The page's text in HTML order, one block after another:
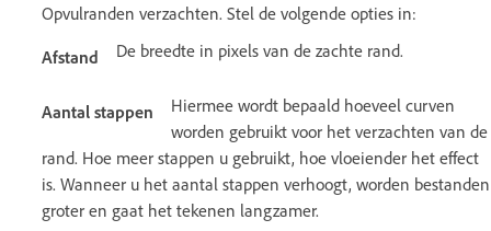
Opvulranden verzachten. Stel de volgende opties in:
Afstand
De breedte in pixels van de zachte rand.
Aantal stappen
Hiermee wordt bepaald hoeveel curven
worden gebruikt voor het verzachten van de
rand. Hoe meer stappen u gebruikt, hoe vloeiender het effect
is. Wanneer u het aantal stappen verhoogt, worden bestanden
groter en gaat het tekenen langzamer.